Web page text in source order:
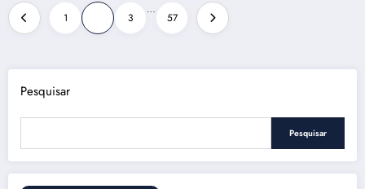
Paginação
de
posts
1 3
…
57
Pesquisar
Pesquisar